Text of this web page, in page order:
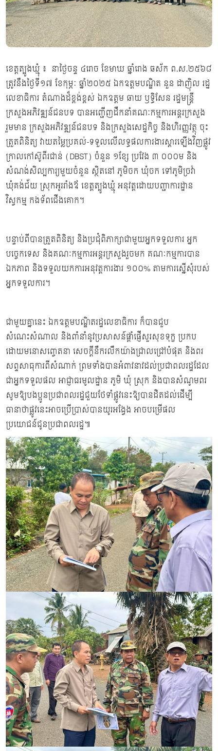
ខេត្តត្បូងឃ្មុំ ៖ នាថ្ងៃចន្ទ ៤រោច ខែមាឃ ឆ្នាំរោង ឆស័ក ព.ស.២៥៦៨
ត្រូវនឹងថ្ងៃទី១៧ ខែកុម្ភៈ ឆ្នាំ២០២៥ ឯកឧត្តមបណ្ឌិត នួន ដាញ៉ិល រដ្ឋ
លេខាធិការ តំណាងដ៏ខ្ពង់ខ្ពស់ ឯកឧត្ដម ឆាយ ឫទ្ធិសែន រដ្ឋមន្ត្រី
ក្រសួងអភិវឌ្ឍន៍ជនបទ បានអញ្ជើញដឹកនាំគណៈកម្មការអន្តរក្រសួង
រួមមាន ក្រសួងអភិវឌ្ឍន៍ជនបទ និងក្រសួងសេដ្ឋកិច្ច និងហិរញ្ញវត្ថុ ចុះ
ត្រួតពិនិត្យ វាយតម្លៃប្រគល់-ទទួលលើលទ្ធផលការងារស្តារឡើងវិញផ្លូវ
ក្រាលកៅស៊ូពីរជាន់ (DBST) ចំនួន ១ខ្សែ ប្រវែង ៣ ០០០ម និង
សំណង់សិល្បការ្យមួយចំនួន ស្ថិតនៅ ភូមិចក ឃុំចក ទៅភូមិច្រវ៉ា
ឃុំគង់ជ័យ ស្រុកអូររាំងឪ ខេត្តត្បូងឃ្មុំ អនុវត្តដោយបញ្ជាការដ្ឋាន
វិស្វកម្ម កងទ័ពជើងគោក។
បន្ទាប់ពីបានត្រួតពិនិត្យ និងប្រជុំពិភាក្សាជាមួយអ្នកទទួលការ អ្នក
បច្ចេកទេស និងគណៈកម្មការអន្តរក្រសួងរួចមក គណៈកម្មការបាន
ឯកភាព និងទទួលយកការអនុវត្តការងារ ១០០% តាមការស្នើសុំរបស់
អ្នកទទួលការ។
ជាមួយគ្នានេះ ឯកឧត្តមបណ្ឌិតរដ្ឋលេខាធិការ ក៏បានជួប
សំណេះសំណាល និងពាំនាំនូវប្រសាសន៍ផ្ដាំផ្ញើសួរសុខទុក្ខ ប្រកប
ដោយមនោសញ្ចេតនា សេចក្តីនឹករលឹកយ៉ាងជ្រាលជ្រៅបំផុត និងពរ
សព្ទសាធុការពីសំណាក់ ព្រមទាំងបានអំពាវនាវដល់ប្រជាពលរដ្ឋដែល
ជាអ្នកទទួលផល អាជ្ញាធរមូលដ្ឋាន ភូមិ ឃុំ ស្រុក និងបានសំណូមពរ
សូមឱ្យបងប្អូនប្រជាពលរដ្ឋជួយថែទាំផ្លូវនេះឱ្យបានដិតដល់ដើម្បី
ធានាថាផ្លូវនេះអាចប្រើប្រាស់បានយូរអង្វែង អាចបម្រើផល
ប្រយោជន៍ជូនប្រជាពលរដ្ឋ៕